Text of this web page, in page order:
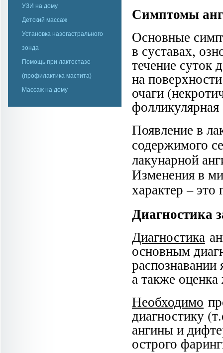
УЗИ на дому
Детский массаж
Установка назогастрального
зонда
Помощь при лактостазе
(профилактика мастита)
Массаж на дому
Симптомы
Основные
в суставах,
течение суток
на
очаги
фолликулярная
Появление в
содержимого
лакунарной
Изменения в
характер –
Диагностика
Диагностика
основным
распознавании
а также
Необходимо
диагностику
ангины и
острого